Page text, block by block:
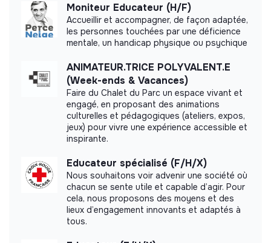
Impact study
Groupement Associatif CIThéA did not yet
communicate its impact measurement.
Labels and certifications
labels or certifications that it was able to obtain.
Documents
Moniteur Educateur (H/F)
Accueillir et accompagner, de façon adaptée,
les personnes touchées par une déficience
mentale, un handicap physique ou psychique
ANIMATEUR.TRICE POLYVALENT.E
(Week-ends & Vacances)
Faire du Chalet du Parc un espace vivant et
engagé, en proposant des animations
culturelles et pédagogiques (ateliers, expos,
jeux) pour vivre une expérience accessible et
inspirante.
Educateur spécialisé (F/H/X)
Nous souhaitons voir advenir une société où
chacun se sente utile et capable d’agir. Pour
cela, nous proposons des moyens et des
lieux d’engagement innovants et adaptés à
tous.